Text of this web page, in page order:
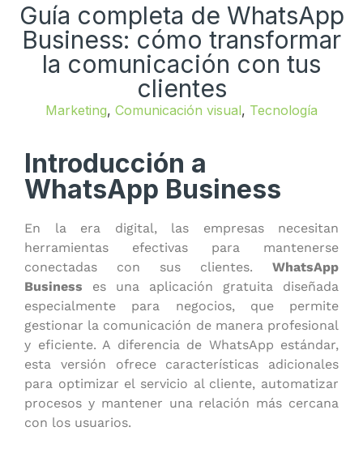
Guía completa de WhatsApp
Business: cómo transformar
la comunicación con tus
clientes
Marketing, Comunicación visual, Tecnología
Introducción a
WhatsApp Business
En la era digital, las empresas necesitan
herramientas efectivas para mantenerse
conectadas con sus clientes. WhatsApp
Business es una aplicación gratuita diseñada
especialmente para negocios, que permite
gestionar la comunicación de manera profesional
y eficiente. A diferencia de WhatsApp estándar,
esta versión ofrece características adicionales
para optimizar el servicio al cliente, automatizar
procesos y mantener una relación más cercana
con los usuarios.